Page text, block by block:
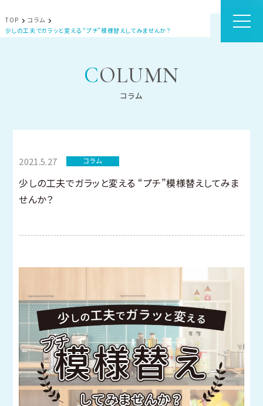
COLUMN
コラム
TOP
コラム
少しの工夫でガラッと変える “プチ”模様替えしてみませんか？
2021.5.27 コラム
少しの工夫でガラッと変える “プチ”模様替えしてみま
せんか？